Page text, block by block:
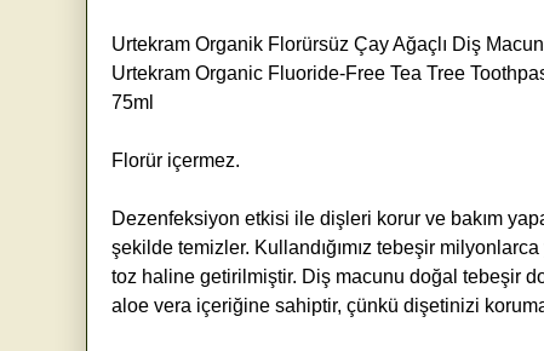
Urtekram Organik Florürsüz Çay Ağaçlı Diş
Urtekram Organic Fluoride-Free Tea Tree
75ml
Florür içermez.
Dezenfeksiyon etkisi ile dişleri korur ve bakım
şekilde temizler. Kullandığımız tebeşir
toz haline getirilmiştir. Diş macunu doğal tebeşir
aloe vera içeriğine sahiptir, çünkü dişetinizi